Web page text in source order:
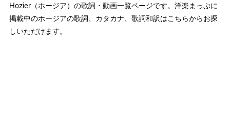
Hozier（ホージア）の歌詞・動画一覧ページです。洋楽まっぷに
掲載中のホージアの歌詞、カタカナ、歌詞和訳はこちらからお探
しいただけます。